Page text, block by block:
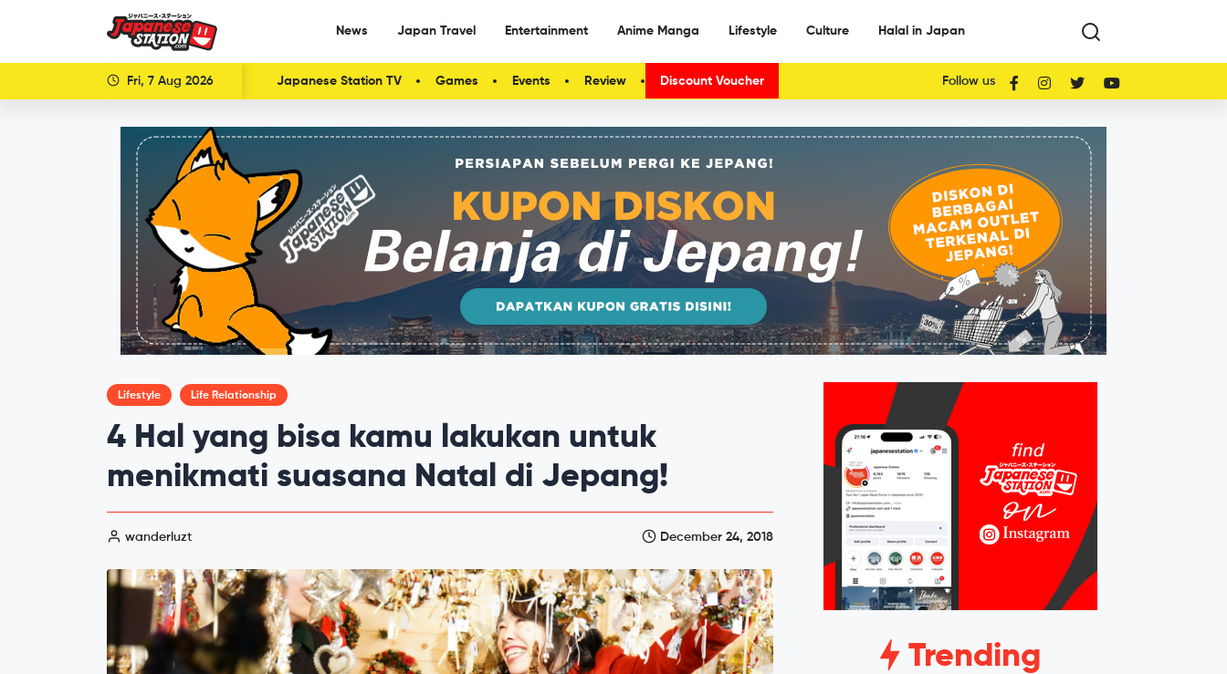
News Japan Travel Entertainment Anime Manga Lifestyle Culture Halal in Japan
Fri, 7 Aug 2026 Japanese Station TV Games Events Review Discount Voucher Follow us
Lifestyle Life Relationship
4 Hal yang bisa kamu lakukan untuk
menikmati suasana Natal di Jepang!
wanderluzt December 24, 2018
Trending